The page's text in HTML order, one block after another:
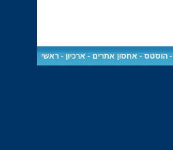
-הוסטס - אחסון אתרים - ארכיון -ראשי